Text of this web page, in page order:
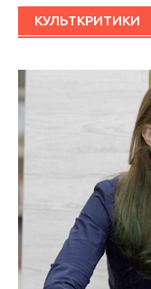
КУЛЬТКРИТИКИ